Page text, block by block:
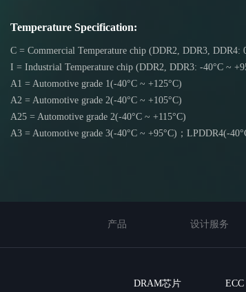
Temperature Specification:
C = Commercial Temperature chip (DDR2, DDR3,
I = Industrial Temperature chip (DDR2, DDR3: -40°C ~
A1 = Automotive grade 1(-40°C ~ +125°C)
A2 = Automotive grade 2(-40°C ~ +105°C)
A25 = Automotive grade 2(-40°C ~ +115°C)
A3 = Automotive grade 3(-40°C ~ +95°C)；LPDDR4(-
产品 设计服务
DRAM芯片